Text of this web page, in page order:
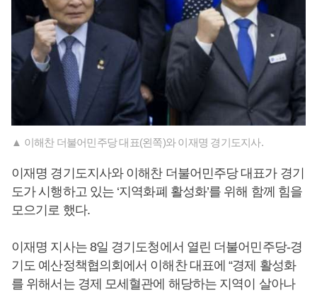
▲ 이해찬 더불어민주당 대표(왼쪽)와 이재명 경기도지사.
이재명 경기도지사와 이해찬 더불어민주당 대표가 경기
도가 시행하고 있는 ‘지역화폐 활성화’를 위해 함께 힘을
모으기로 했다.
이재명 지사는 8일 경기도청에서 열린 더불어민주당-경
기도 예산정책협의회에서 이해찬 대표에 “경제 활성화
를 위해서는 경제 모세혈관에 해당하는 지역이 살아나